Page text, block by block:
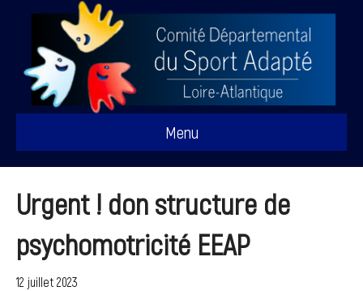
Menu
Urgent ! don structure de
psychomotricité EEAP
12 juillet 2023